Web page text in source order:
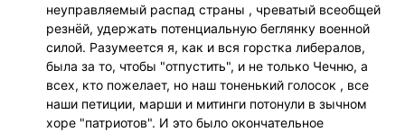
неуправляемый распад страны , чреватый всеобщей
резнёй, удержать потенциальную беглянку военной
силой. Разумеется я, как и вся горстка либералов,
была за то, чтобы "отпустить", и не только Чечню, а
всех, кто пожелает, но наш тоненький голосок , все
наши петиции, марши и митинги потонули в зычном
хоре "патриотов". И это было окончательное